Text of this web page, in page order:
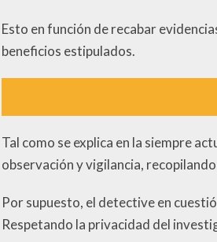
Esto en función de recabar
beneficios estipulados.
Tal como se explica en la siempre
observación y vigilancia,
Por supuesto, el detective en
Respetando la privacidad del